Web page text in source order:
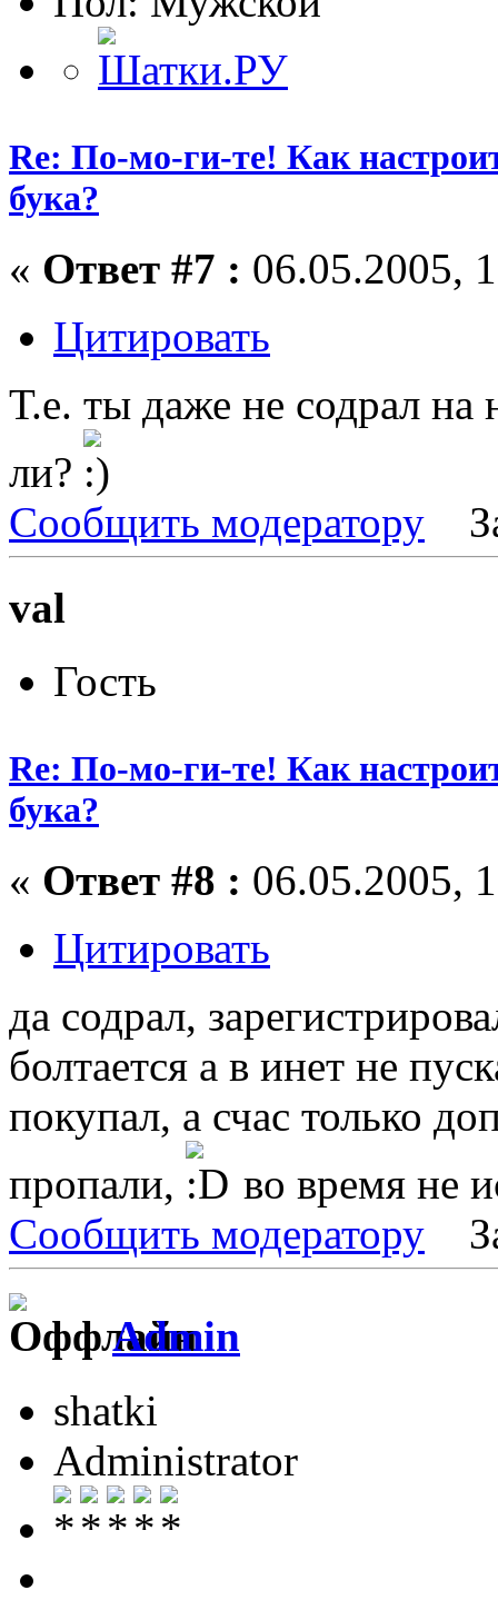
Re: По-мо-ги-те! Как
бука?
« Ответ #7 : 06.05.2005,
Цитировать
Т.е. ты даже не содрал
ли?
Сообщить модератору
val
Гость
Re: По-мо-ги-те! Как
бука?
« Ответ #8 : 06.05.2005,
Цитировать
да содрал,
болтается а в инет не
покупал, а счас только
пропали,
во время не
Сообщить модератору
Admin
shatki
Administrator